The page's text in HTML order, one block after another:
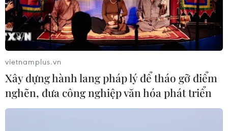
TIN CÙNG CHUYÊN MỤC
Sân khấu nghệ thuật thực cảnh
'đánh thức' vẻ đẹp huyền thoại vùng
hồ Nà Hang
vietnamplus.vn
Xây dựng hành lang pháp lý để tháo gỡ điểm
nghẽn, đưa công nghiệp văn hóa phát triển